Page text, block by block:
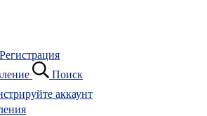
Регистрация
Поиск
аккаунт